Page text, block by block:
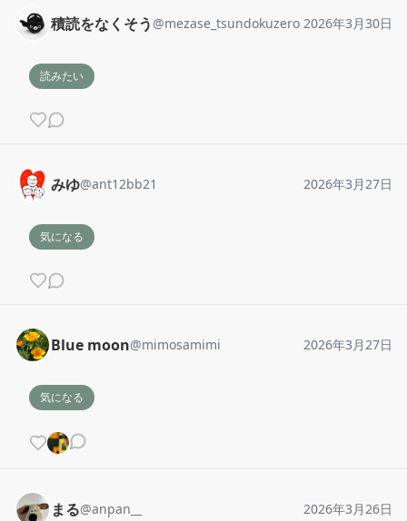
積読をなくそう @mezase_tsundokuzero 2026年3月30日
読みたい
みゆ@ant12bb21 2026年3月27日
気になる
Blue moon@mimosamimi 2026年3月27日
気になる
まる@anpan__ 2026年3月26日